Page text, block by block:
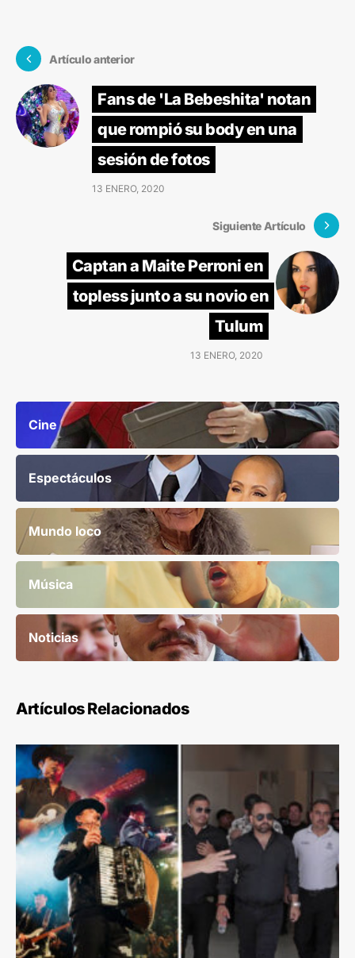
Artículo anterior
Fans de 'La Bebeshita' notan
que rompió su body en una
sesión de fotos
13 ENERO, 2020
Siguiente Artículo
Captan a Maite Perroni en
topless junto a su novio en
Tulum
13 ENERO, 2020
Cine
Espectáculos
Mundo loco
Música
Noticias
Artículos Relacionados